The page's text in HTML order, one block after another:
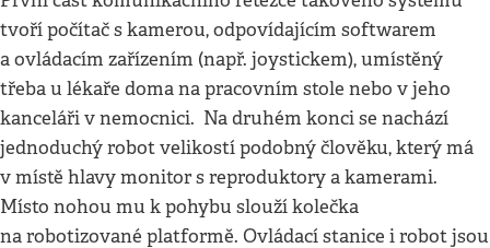
tvoří počítač s kamerou, odpovídajícím softwarem
a ovládacím zařízením (např. joystickem), umístěný
třeba u lékaře doma na pracovním stole nebo v jeho
kanceláři v nemocnici. Na druhém konci se nachází
jednoduchý robot velikostí podobný člověku, který má
v místě hlavy monitor s reproduktory a kamerami.
Místo nohou mu k pohybu slouží kolečka
na robotizované platformě. Ovládací stanice i robot jsou